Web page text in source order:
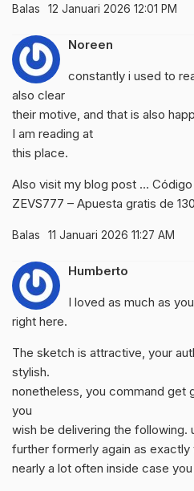
Balas 12 Januari 2026 12:01 PM
Noreen
constantly i used to
also clear
their motive, and that is also
I am reading at
this place.
Also visit my blog post …
ZEVS777 – Apuesta gratis de
Balas 11 Januari 2026 11:27 AM
Humberto
I loved as much as
right here.
The sketch is attractive, your
stylish.
nonetheless, you command get
you
wish be delivering the following.
further formerly again as exactly
nearly a lot often inside case